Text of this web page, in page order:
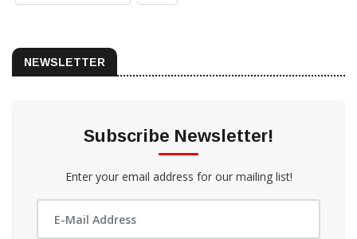
NEWSLETTER
Subscribe Newsletter!
Enter your email address for our mailing list!